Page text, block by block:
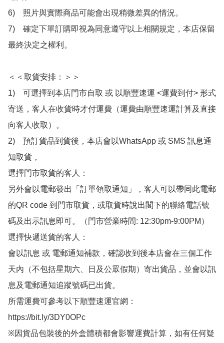
6)　照片與實際商品可能會出現稍微差異的情況。
7)　確定下單訂購即視為同意遵守以上相關規定，本店保留
最終決定之權利。
＜＜取貨安排：＞＞
1)　可選擇到本店門市自取 或 以順豐速運 <運費到付> 形式
寄送，客人在收貨時才付運費（運費由順豐速運計算及直接
向客人收取）。
2)　預訂貨品到貨後，本店會以WhatsApp 或 SMS 訊息通
知取貨，
選擇門市取貨的客人：
另外會以電郵發出「訂單領取通知」，客人可以帶同此電郵
的QR code 到門市取貨，或取貨時說出閣下的聯絡電話號
碼及出示訊息即可。（門市營業時間: 12:30pm-9:00PM）
選擇快遞送貨的客人：
會以訊息 或 電郵通知補款，確認收到後本店會在三個工作
天內（不包括星期六、日及公眾假期）寄出貨品，並會以訊
息及電郵通知追蹤號碼已出貨。
所需運費可參考以下順豐速運官網：
https://bit.ly/3DY0OPc
※因貨品包裝後的外盒體積都會影響運費計算，如有任何疑